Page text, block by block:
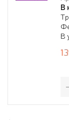
В
В